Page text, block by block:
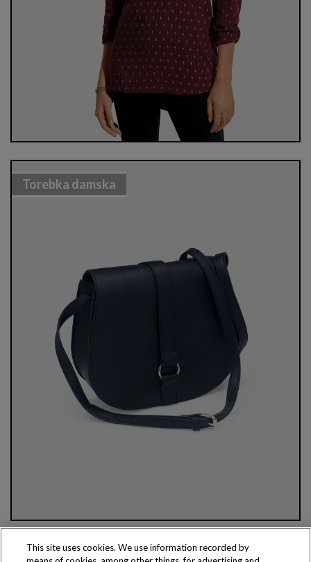
Torebka damska
This site uses cookies. We use information recorded by